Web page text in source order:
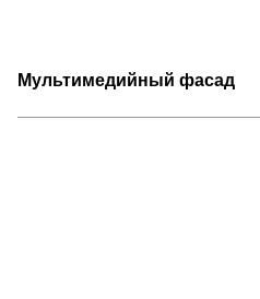
Мультимедийный фасад